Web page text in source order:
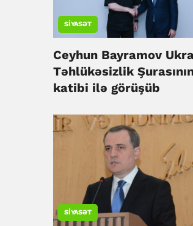
SIYASƏT
Ceyhun Bayramov
Təhlükəsizlik
katibi ilə görüşüb
SIYASƏT